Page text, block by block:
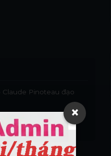
Pinoteau đạo
×